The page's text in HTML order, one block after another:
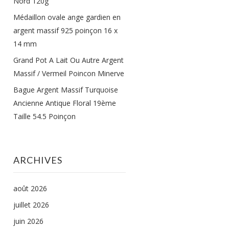
Médaillon ovale ange gardien en
argent massif 925 poinçon 16 x
14 mm
Grand Pot A Lait Ou Autre Argent
Massif / Vermeil Poincon Minerve
Bague Argent Massif Turquoise
Ancienne Antique Floral 19ème
Taille 54.5 Poinçon
ARCHIVES
août 2026
juillet 2026
juin 2026